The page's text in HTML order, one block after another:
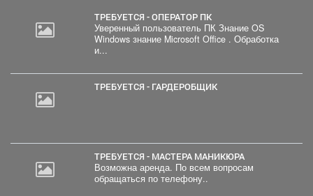
ТРЕБУЕТСЯ - ОПЕРАТОР ПК
Уверенный пользователь ПК Знание OS
Windows знание Microsoft Office . Обработка
и...
ТРЕБУЕТСЯ - ГАРДЕРОБЩИК
ТРЕБУЕТСЯ - МАСТЕРА МАНИКЮРА
Возможна аренда. По всем вопросам
обращаться по телефону..